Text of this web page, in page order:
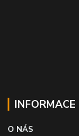
INFORMACE
O NÁS